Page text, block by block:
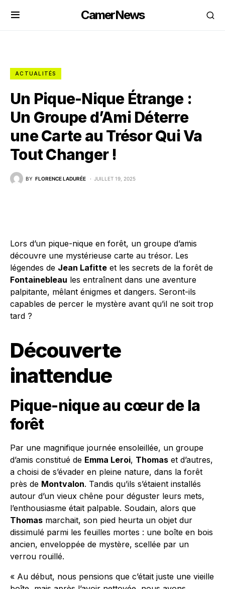
CamerNews
ACTUALITÉS
Un Pique-Nique Étrange :
Un Groupe d’Ami Déterre
une Carte au Trésor Qui Va
Tout Changer !
BY FLORENCE LADURÉE JUILLET 19, 2025
Lors d’un pique-nique en forêt, un groupe d’amis
découvre une mystérieuse carte au trésor. Les
légendes de Jean Lafitte et les secrets de la forêt de
Fontainebleau les entraînent dans une aventure
palpitante, mêlant énigmes et dangers. Seront-ils
capables de percer le mystère avant qu’il ne soit trop
tard ?
Découverte
inattendue
Pique-nique au cœur de la
forêt
Par une magnifique journée ensoleillée, un groupe
d’amis constitué de Emma Leroi, Thomas et d’autres,
a choisi de s’évader en pleine nature, dans la forêt
près de Montvalon. Tandis qu’ils s’étaient installés
autour d’un vieux chêne pour déguster leurs mets,
l’enthousiasme était palpable. Soudain, alors que
Thomas marchait, son pied heurta un objet dur
dissimulé parmi les feuilles mortes : une boîte en bois
ancien, enveloppée de mystère, scellée par un
verrou rouillé.
« Au début, nous pensions que c’était juste une vieille